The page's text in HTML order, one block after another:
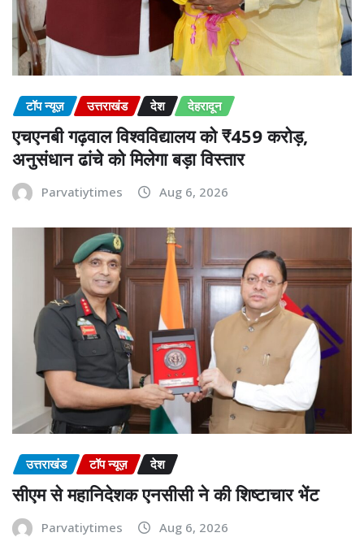
टॉप न्यूज़ उत्तराखंड देश देहरादून
एचएनबी गढ़वाल विश्वविद्यालय को ₹459 करोड़,
अनुसंधान ढांचे को मिलेगा बड़ा विस्तार
Parvatiytimes Aug 6, 2026
उत्तराखंड टॉप न्यूज़ देश
सीएम से महानिदेशक एनसीसी ने की शिष्टाचार भेंट
Parvatiytimes Aug 6, 2026